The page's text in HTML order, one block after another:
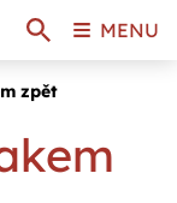
zpět
MENU